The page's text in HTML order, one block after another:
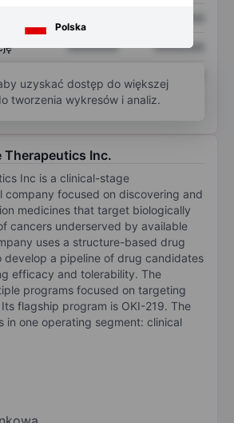
Polska
XXXXXXX XXXXXXX
uzyskać dostęp do większej
tworzenia wykresów i analiz.
Therapeutics Inc.
Inc is a clinical-stage
company focused on discovering and
medicines that target biologically
cancers underserved by available
uses a structure-based drug
develop a pipeline of drug candidates
efficacy and tolerability. The
programs focused on targeting
flagship program is OKI-219. The
in one operating segment: clinical